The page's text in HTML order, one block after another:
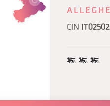
CIN